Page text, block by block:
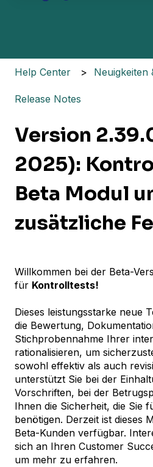
Es gibt keine Vorschläge,
Help Center Neuigkeiten
Release Notes
Version
2025):
Beta Modul
zusätzliche
Willkommen bei der Beta-
für Kontrolltests!
Dieses leistungsstarke neue
die Bewertung,
Stichprobennahme Ihrer
rationalisieren, um
sowohl effektiv als auch
unterstützt Sie bei der
Vorschriften, bei der
Ihnen die Sicherheit, die Sie
benötigen. Derzeit ist dieses
Beta-Kunden verfügbar.
sich an Ihren Customer
um mehr zu erfahren.